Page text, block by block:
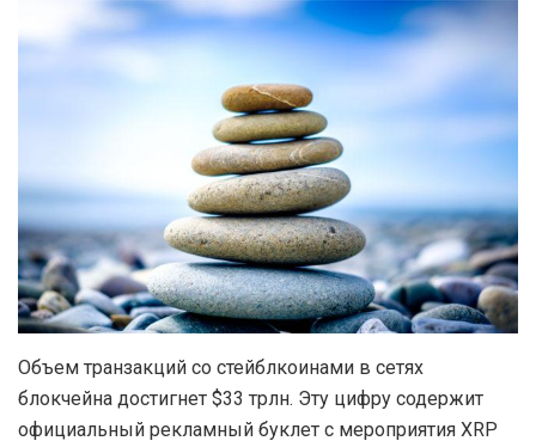
Объем транзакций со стейблкоинами в сетях
блокчейна достигнет $33 трлн. Эту цифру содержит
официальный рекламный буклет с мероприятия XRP